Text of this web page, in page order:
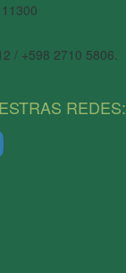
/ +598 2710 5806.
REDES: